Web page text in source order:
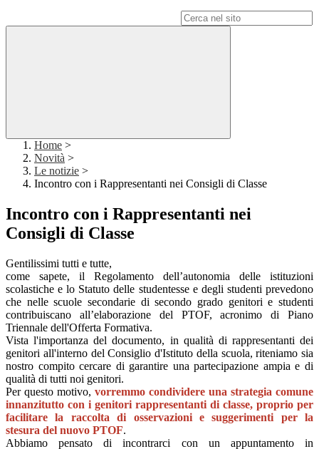
Home >
Novità >
Le notizie >
Incontro con i Rappresentanti nei Consigli di Classe
Incontro con i Rappresentanti nei
Consigli di Classe
Gentilissimi tutti e tutte,
come sapete, il Regolamento dell’autonomia delle istituzioni
scolastiche e lo Statuto delle studentesse e degli studenti prevedono
che nelle scuole secondarie di secondo grado genitori e studenti
contribuiscano all’elaborazione del PTOF, acronimo di Piano
Triennale dell'Offerta Formativa.
Vista l'importanza del documento, in qualità di rappresentanti dei
genitori all'interno del Consiglio d'Istituto della scuola, riteniamo sia
nostro compito cercare di garantire una partecipazione ampia e di
qualità di tutti noi genitori.
Per questo motivo, vorremmo condividere una strategia comune
innanzitutto con i genitori rappresentanti di classe, proprio per
facilitare la raccolta di osservazioni e suggerimenti per la
stesura del nuovo PTOF.
Abbiamo pensato di incontrarci con un appuntamento in